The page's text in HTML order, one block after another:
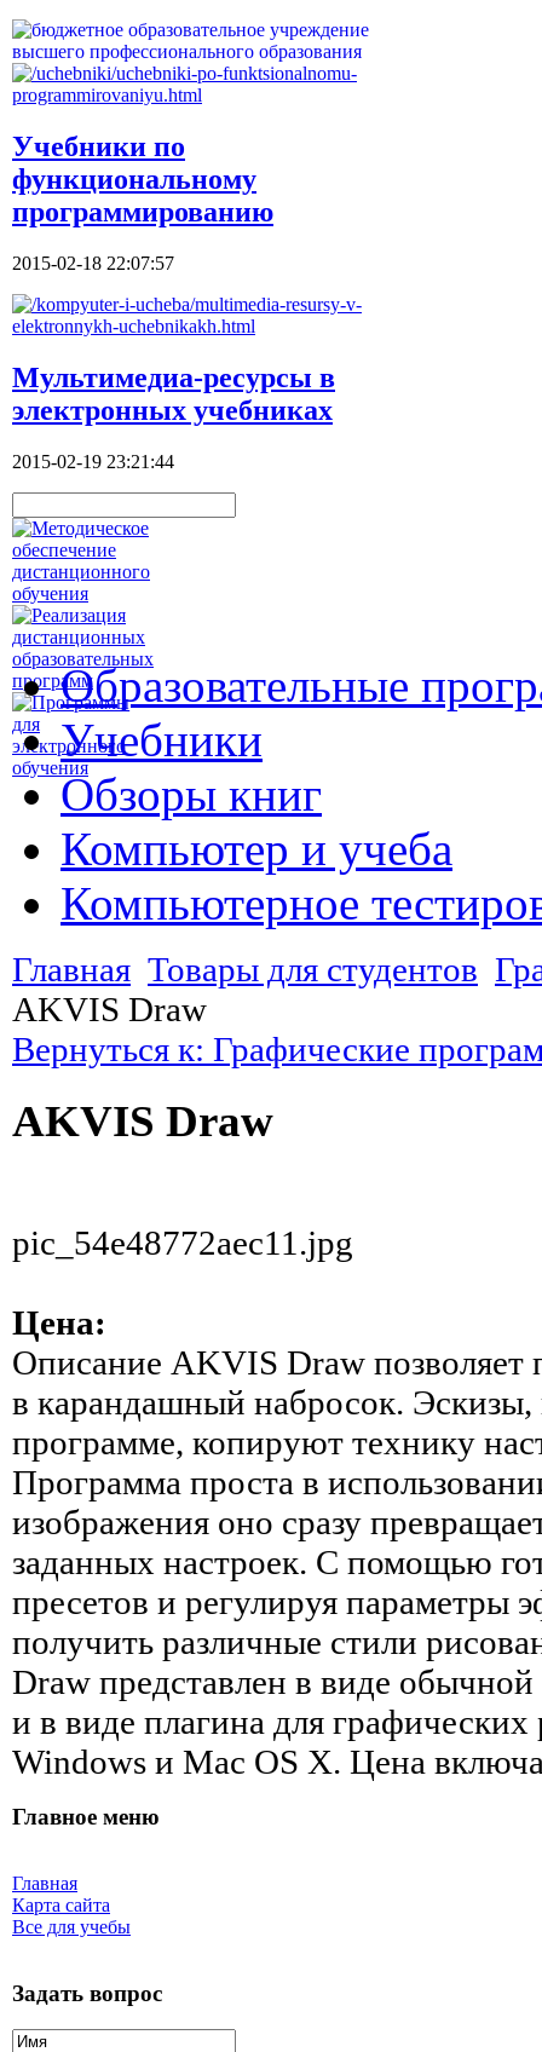
Учебники по
функциональному
программированию
2015-02-18 22:07:57
Мультимедиа-ресурсы в
электронных учебниках
2015-02-19 23:21:44
Образовательные
Учебники
Обзоры книг
Компьютер и учеба
Компьютерное
Главная Товары для студентов
AKVIS Draw
Вернуться к: Графические
AKVIS Draw
pic_54e48772aec11.jpg
Цена:
Описание AKVIS Draw позволяет
в карандашный набросок.
программе, копируют технику
Программа проста в
изображения оно сразу
заданных настроек. С помощью
пресетов и регулируя параметры
получить различные стили
Draw представлен в виде
и в виде плагина для
Windows и Mac OS X. Цена
Главное меню
Главная
Карта сайта
Все для учебы
Задать вопрос